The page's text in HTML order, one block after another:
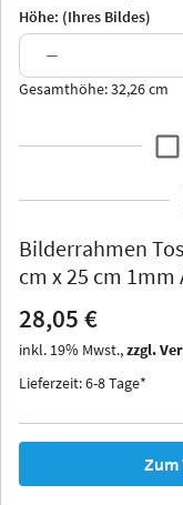
Iowa
Höhe: (Ihres Bildes)
−
Gesamthöhe: 32,26 cm
Bilderrahmen
cm x 25 cm 1mm
28,05 €
inkl. 19% Mwst.,zzgl.
Lieferzeit: 6-8 Tage*
Zum